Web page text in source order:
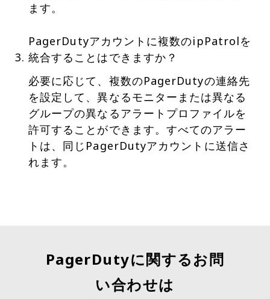
ます。
PagerDutyアカウントに複数のipPatrolを
統合することはできますか？
必要に応じて、複数のPagerDutyの連絡先
を設定して、異なるモニターまたは異なる
グループの異なるアラートプロファイルを
許可することができます。すべてのアラー
トは、同じPagerDutyアカウントに送信さ
れます。
PagerDutyに関するお問
い合わせは